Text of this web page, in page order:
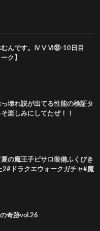
むんです。ⅣⅤⅥ㉝-10日目
ク】
っ壊れ説が出てる性能の検証タ
楽しみにしてたぜ！！
の魔王子ピサロ装備ふくびき
ドラクエウォークガチャ#魔
奇跡vol.26